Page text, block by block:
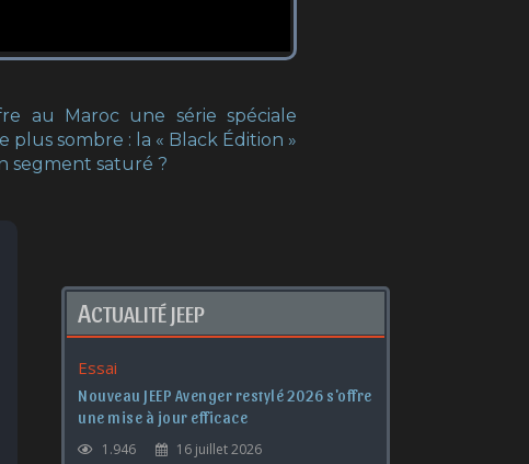
au Maroc une série spéciale
sombre : la « Black Édition »
segment saturé ?
ACTUALITÉ JEEP
Essai
Nouveau JEEP Avenger restylé 2026 s'offre
une mise à jour efficace
1.946
16 juillet 2026